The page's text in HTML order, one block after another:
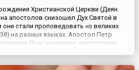
Христианской Церкви (Деян.
апостолов снизошел Дух Святой в
стали проповедовать «о великих
на разных языках. Апостол Петр
Духа знаменует наступление